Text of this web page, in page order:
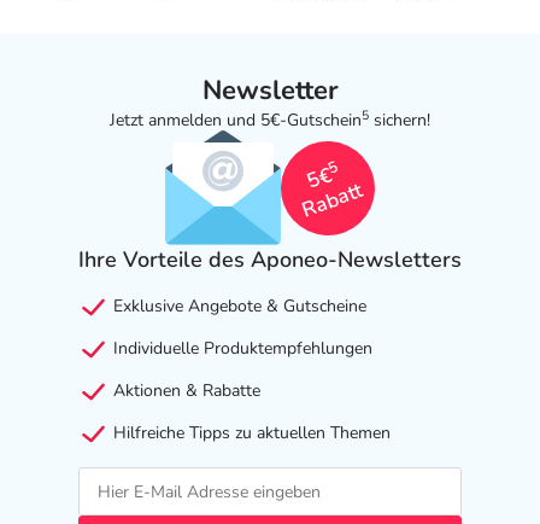
Newsletter
Jetzt anmelden und 5€-Gutschein5 sichern!
5€
5
Rabatt
Ihre Vorteile des Aponeo-Newsletters
Exklusive Angebote & Gutscheine
Individuelle Produktempfehlungen
Aktionen & Rabatte
Hilfreiche Tipps zu aktuellen Themen